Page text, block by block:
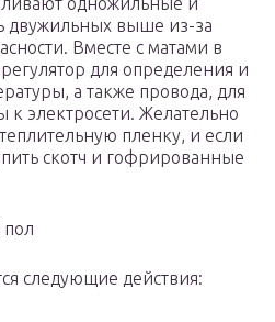
двужильных выше из-за
Вместе с матами в
для определения и
а также провода, для
к электросети. Желательно
пленку, и если
скотч и гофрированные
следующие действия: